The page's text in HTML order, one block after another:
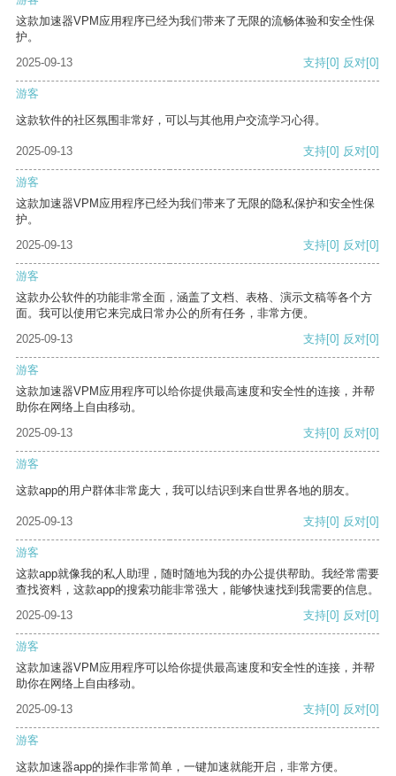
这款加速器VPM应用程序已经为我们带来了无限的流畅体验和安全性保
护。
2025-09-13
支持[0] 反对[0]
游客
这款软件的社区氛围非常好，可以与其他用户交流学习心得。
2025-09-13 支持[0] 反对[0]
游客
这款加速器VPM应用程序已经为我们带来了无限的隐私保护和安全性保
护。
2025-09-13
支持[0] 反对[0]
游客
这款办公软件的功能非常全面，涵盖了文档、表格、演示文稿等各个方
面。我可以使用它来完成日常办公的所有任务，非常方便。
2025-09-13
支持[0] 反对[0]
游客
这款加速器VPM应用程序可以给你提供最高速度和安全性的连接，并帮
助你在网络上自由移动。
2025-09-13
支持[0] 反对[0]
游客
这款app的用户群体非常庞大，我可以结识到来自世界各地的朋友。
2025-09-13 支持[0] 反对[0]
游客
这款app就像我的私人助理，随时随地为我的办公提供帮助。我经常需要
查找资料，这款app的搜索功能非常强大，能够快速找到我需要的信息。
2025-09-13
支持[0] 反对[0]
游客
这款加速器VPM应用程序可以给你提供最高速度和安全性的连接，并帮
助你在网络上自由移动。
2025-09-13
支持[0] 反对[0]
游客
这款加速器app的操作非常简单，一键加速就能开启，非常方便。